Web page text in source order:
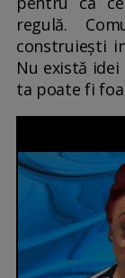
regulă.
construiești
Nu există
ta poate fi